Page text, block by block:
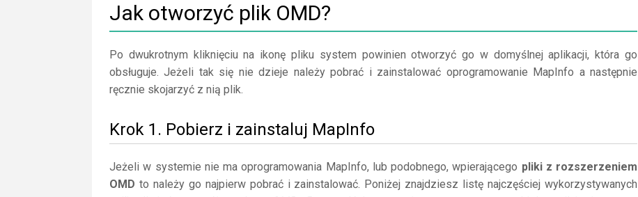
Jak otworzyć plik OMD?
Po dwukrotnym kliknięciu na ikonę pliku system powinien otworzyć go w domyślnej aplikacji, która go
obsługuje. Jeżeli tak się nie dzieje należy pobrać i zainstalować oprogramowanie MapInfo a następnie
ręcznie skojarzyć z nią plik.
Krok 1. Pobierz i zainstaluj MapInfo
Jeżeli w systemie nie ma oprogramowania MapInfo, lub podobnego, wpierającego pliki z rozszerzeniem
OMD to należy go najpierw pobrać i zainstalować. Poniżej znajdziesz listę najczęściej wykorzystywanych